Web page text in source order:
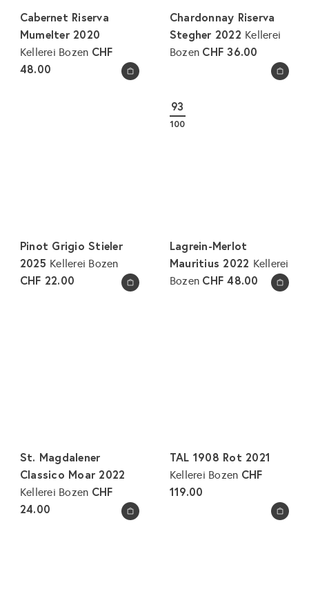
i
s
In den Warenkorb legen
Cabernet Riserva
Mumelter 2020
Kellerei Bozen CHF
48.00
In den Warenkorb legen
Chardonnay Riserva
Stegher 2022 Kellerei
Bozen CHF 36.00
In den Warenkorb legen
Pinot Grigio Stieler
2025 Kellerei Bozen
CHF 22.00 In den Warenkorb legen
93
100
Lagrein-Merlot
Mauritius 2022 Kellerei
Bozen CHF 48.00
In den Warenkorb legen
St. Magdalener
Classico Moar 2022
Kellerei Bozen CHF
24.00
In den Warenkorb legen
TAL 1908 Rot 2021
Kellerei Bozen CHF
119.00